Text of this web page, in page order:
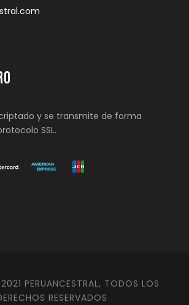
y se transmite de forma
SSL.
PERUANCESTRAL, TODOS LOS
RESERVADOS